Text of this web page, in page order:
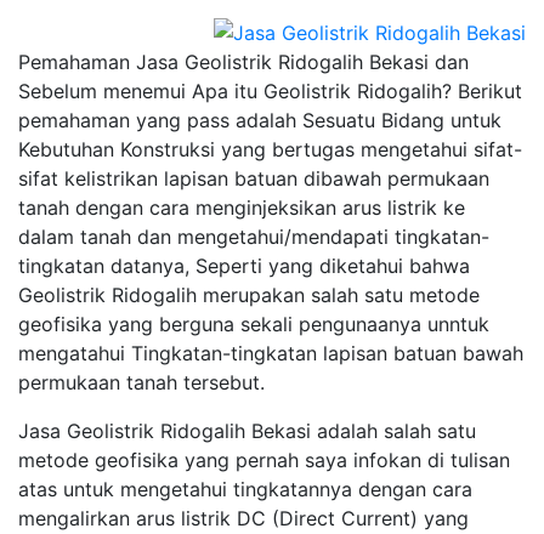
Pemahaman Jasa Geolistrik Ridogalih Bekasi dan
Sebelum menemui Apa itu Geolistrik Ridogalih? Berikut
pemahaman yang pass adalah Sesuatu Bidang untuk
Kebutuhan Konstruksi yang bertugas mengetahui sifat-
sifat kelistrikan lapisan batuan dibawah permukaan
tanah dengan cara menginjeksikan arus listrik ke
dalam tanah dan mengetahui/mendapati tingkatan-
tingkatan datanya, Seperti yang diketahui bahwa
Geolistrik Ridogalih merupakan salah satu metode
geofisika yang berguna sekali pengunaanya unntuk
mengatahui Tingkatan-tingkatan lapisan batuan bawah
permukaan tanah tersebut.
Jasa Geolistrik Ridogalih Bekasi adalah salah satu
metode geofisika yang pernah saya infokan di tulisan
atas untuk mengetahui tingkatannya dengan cara
mengalirkan arus listrik DC (Direct Current) yang